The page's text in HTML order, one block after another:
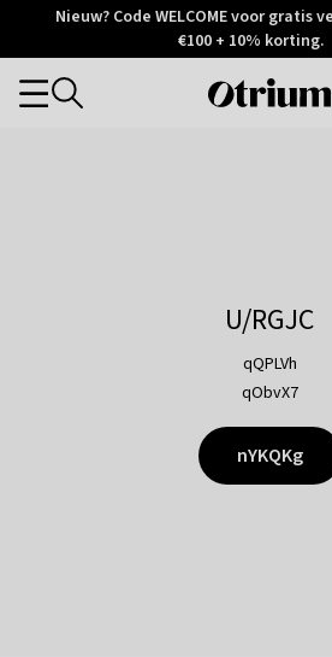
Otrium
Trustpilot
Nieuw? Code WELCOME voor gratis
€100 + 10% korting.
Otrium
Categories
U/RGJC
qQPLVh
qObvX7
nYKQKg